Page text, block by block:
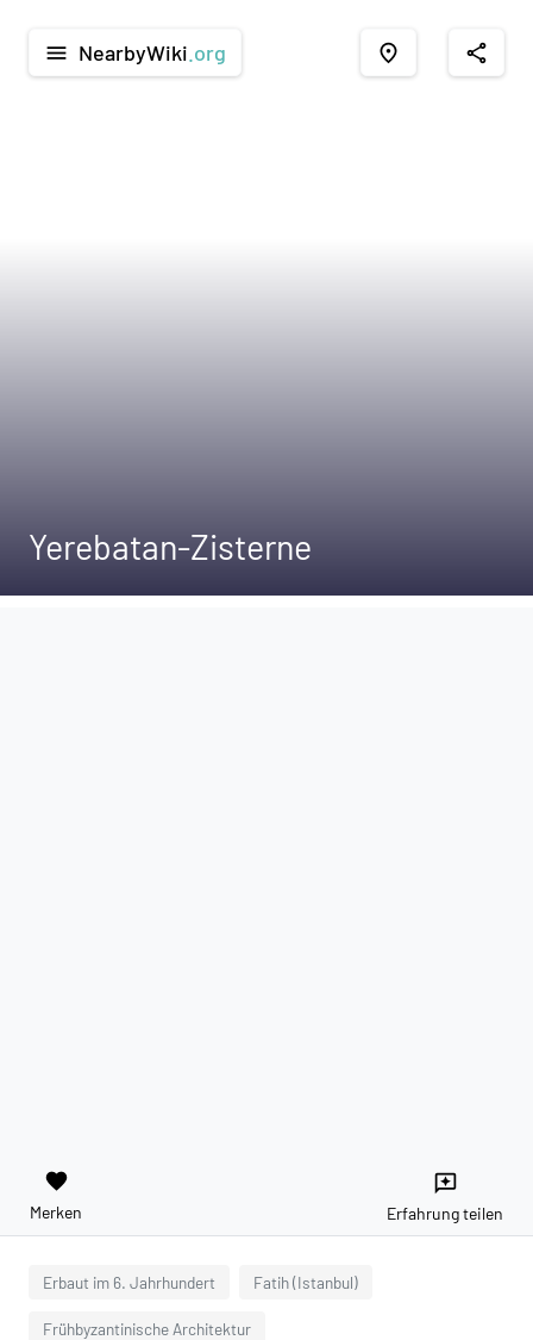
menu NearbyWiki .org place share
Yerebatan-Zisterne
favorite
Merken
reviews
Erfahrung teilen
Erbaut im 6. Jahrhundert Fatih (Istanbul)
Frühbyzantinische Architektur